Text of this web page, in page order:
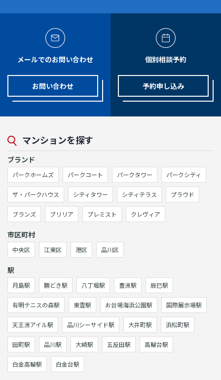
メールでのお問い合わせ
お問い合わせ
個別相談予約
予約申し込み
マンションを探す
ブランド
パークホームズ パークコート パークタワー パークシティ
ザ・パークハウス シティタワー シティテラス プラウド
ブランズ ブリリア プレミスト クレヴィア
市区町村
中央区 江東区 港区 品川区
駅
月島駅 勝どき駅 八丁堀駅 豊洲駅 辰巳駅
有明テニスの森駅 東雲駅 お台場海浜公園駅 国際展示場駅
天王洲アイル駅 品川シーサイド駅 大井町駅 浜松町駅
田町駅 品川駅 大崎駅 五反田駅 高輪台駅
白金高輪駅 白金台駅